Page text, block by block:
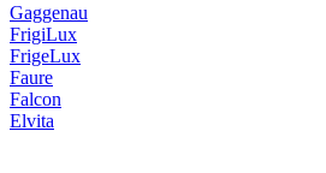
Gaggenau
FrigiLux
FrigeLux
Faure
Falcon
Elvita